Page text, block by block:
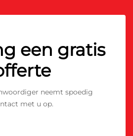
een gratis
neemt spoedig
met u op.